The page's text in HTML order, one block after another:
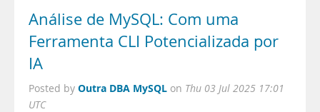
Análise de MySQL: Com uma
Ferramenta CLI Potencializada por
IA
Posted by Outra DBA MySQL on Thu 03 Jul 2025 17:01
UTC